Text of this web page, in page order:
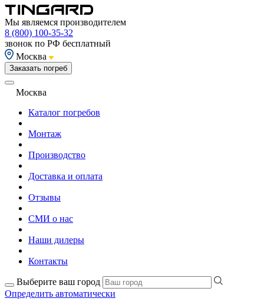
Мы являемся производителем
8 (800) 100-35-32
звонок по РФ бесплатный
Москва
Заказать погреб
Москва
Каталог погребов
Монтаж
Производство
Доставка и оплата
Отзывы
СМИ о нас
Наши дилеры
Контакты
Выберите ваш город
Определить автоматически